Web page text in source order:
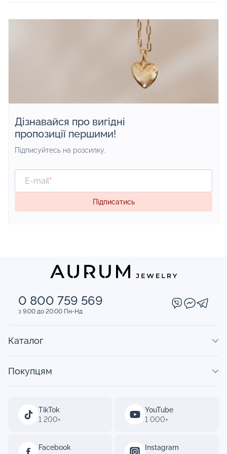
Посетите KSD AURUM в ТРЦ
ювелирных новинок, трендов и сияния,
ведь теперь наш магазин еще больше,
а ассортимент еще разнообразнее!
институт) и
Дізнавайся про вигідні
пропозиції першими!
Підписуйтесь на розсилку.
E-mail*
Підписатись
0 800 759 569
з 9:00 до 20:00 Пн-Нд
TikTok
1 200+
YouTube
1 000+
Facebook
Instagram
Каталог
Покупцям